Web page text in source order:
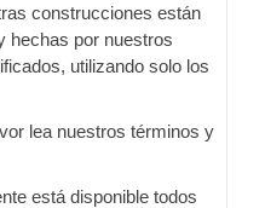
construcciones están
hechas por nuestros
utilizando solo los
lea nuestros términos y
está disponible todos